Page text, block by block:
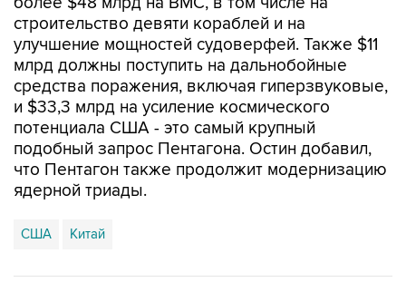
строительство девяти кораблей и на
улучшение мощностей судоверфей. Также $11
млрд должны поступить на дальнобойные
средства поражения, включая гиперзвуковые,
и $33,3 млрд на усиление космического
потенциала США - это самый крупный
подобный запрос Пентагона. Остин добавил,
что Пентагон также продолжит модернизацию
ядерной триады.
США Китай